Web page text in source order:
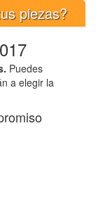
piezas?
Puedes
a elegir la